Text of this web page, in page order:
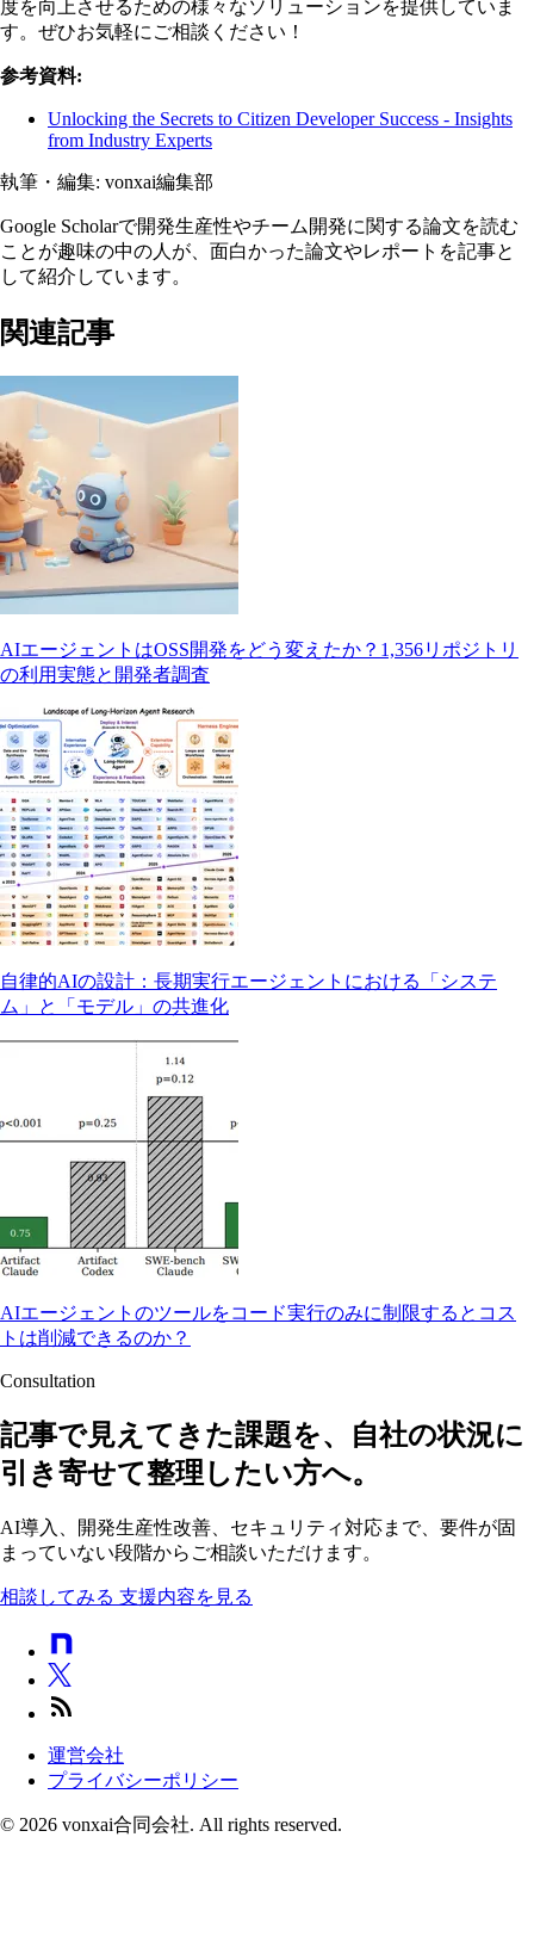
度を向上させるための様々なソリューションを提供していま
す。ぜひお気軽にご相談ください！
参考資料:
Unlocking the Secrets to Citizen Developer Success - Insights
from Industry Experts
執筆・編集: vonxai編集部
Google Scholarで開発生産性やチーム開発に関する論文を読む
ことが趣味の中の人が、面白かった論文やレポートを記事と
して紹介しています。
関連記事
AIエージェントはOSS開発をどう変えたか？1,356リポジトリ
の利用実態と開発者調査
自律的AIの設計：長期実行エージェントにおける「システ
ム」と「モデル」の共進化
AIエージェントのツールをコード実行のみに制限するとコス
トは削減できるのか？
Consultation
記事で見えてきた課題を、自社の状況に
引き寄せて整理したい方へ。
AI導入、開発生産性改善、セキュリティ対応まで、要件が固
まっていない段階からご相談いただけます。
相談してみる 支援内容を見る
運営会社
プライバシーポリシー
© 2026 vonxai合同会社. All rights reserved.